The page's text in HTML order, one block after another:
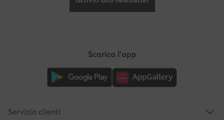
Scarica l'app
Servizio clienti